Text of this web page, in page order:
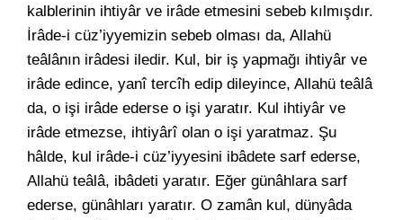
kalblerinin ihtiyâr ve irâde etmesini sebeb kılmışdır.
İrâde-i cüz’iyyemizin sebeb olması da, Allahü
teâlânın irâdesi iledir. Kul, bir iş yapmağı ihtiyâr ve
irâde edince, yanî tercîh edip dileyince, Allahü teâlâ
da, o işi irâde ederse o işi yaratır. Kul ihtiyâr ve
irâde etmezse, ihtiyârî olan o işi yaratmaz. Şu
hâlde, kul irâde-i cüz’iyyesini ibâdete sarf ederse,
Allahü teâlâ, ibâdeti yaratır. Eğer günâhlara sarf
ederse, günâhları yaratır. O zamân kul, dünyâda